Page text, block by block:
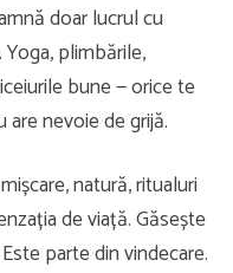
doar lucrul cu
plimbările,
bune — orice te
nevoie de grijă.
natură, ritualuri
de viață. Găsește
parte din vindecare.